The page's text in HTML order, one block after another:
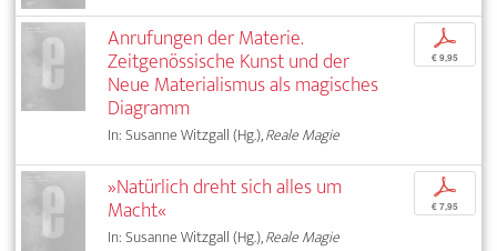
Anrufungen der Materie.
Zeitgenössische Kunst und der
Neue Materialismus als magisches
Diagramm
In: Susanne Witzgall (Hg.),Reale Magie
p
€ 9,95
»Natürlich dreht sich alles um
Macht«
In: Susanne Witzgall (Hg.),Reale Magie
p
€ 7,95